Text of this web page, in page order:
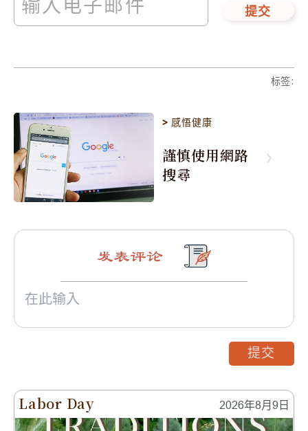
提交
标签:
> 感悟健康
謹慎使用網路
搜尋
Labor Day 2026年8月9日
发表评论
提交